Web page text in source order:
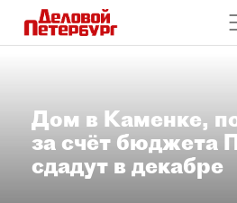
Дом в Каменке,
за счёт бюджета
сдадут в декабре